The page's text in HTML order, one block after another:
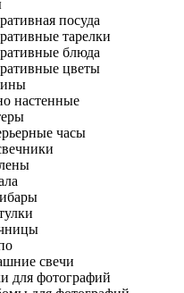
посуда
тарелки
блюда
цветы
настенные
часы
свечи
для фотографий